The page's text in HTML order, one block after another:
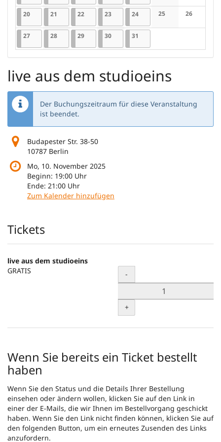
Keine Keine
2020.07.2026
1 Veranstaltung
21 21.07.2026
1 Veranstaltung
2222.07.2026
1 Veranstaltung
2323.07.2026
1 Veranstaltung
2424.07.2026
1 Veranstaltung
25
Keine
26
Keine
2727.07.2026
1 Veranstaltung
2828.07.2026
1 Veranstaltung
2929.07.2026
1 Veranstaltung
3030.07.2026
1 Veranstaltung
31
live aus dem studioeins
Der Buchungszeitraum für diese Veranstaltung
ist beendet.
Budapester Str. 38-50
10787 Berlin
Mo, 10. November 2025
Beginn: 19:00 Uhr
Ende: 21:00 Uhr
Zum Kalender hinzufügen
Produkte
Tickets
live aus dem studioeins
GRATIS
Menge
-
+
Wenn Sie bereits ein Ticket bestellt
haben
Wenn Sie den Status und die Details Ihrer Bestellung
einsehen oder ändern wollen, klicken Sie auf den Link in
einer der E-Mails, die wir Ihnen im Bestellvorgang geschickt
haben. Wenn Sie den Link nicht finden können, klicken Sie auf
den folgenden Button, um ein erneutes Zusenden des Links
anzufordern.